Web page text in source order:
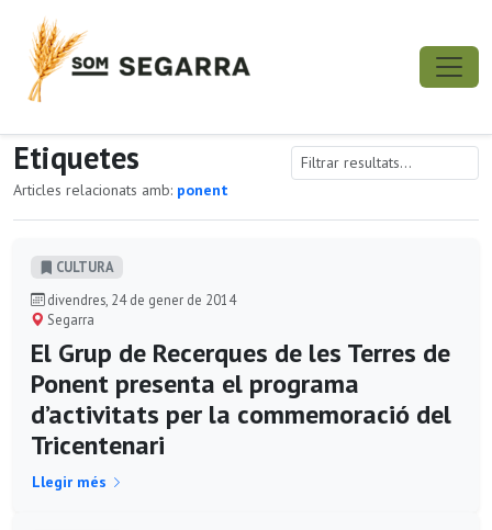
Etiquetes
Articles relacionats amb: ponent
CULTURA
divendres, 24 de gener de 2014
Segarra
El Grup de Recerques de les Terres de
Ponent presenta el programa
d’activitats per la commemoració del
Tricentenari
Llegir més